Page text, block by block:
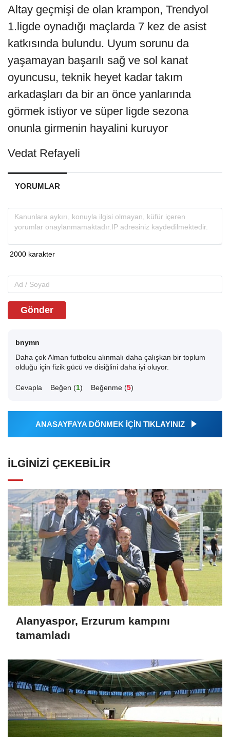
Altay geçmişi de olan krampon, Trendyol
1.ligde oynadığı maçlarda 7 kez de asist
katkısında bulundu. Uyum sorunu da
yaşamayan başarılı sağ ve sol kanat
oyuncusu, teknik heyet kadar takım
arkadaşları da bir an önce yanlarında
görmek istiyor ve süper ligde sezona
onunla girmenin hayalini kuruyor
Vedat Refayeli
YORUMLAR
Gönder
bnymn
Daha çok Alman futbolcu alınmalı daha çalışkan bir toplum
olduğu için fizik gücü ve disiğlini daha iyi oluyor.
Cevapla Beğen (1) Beğenme (5)
ANASAYFAYA DÖNMEK İÇİN TIKLAYINIZ
İLGINIZI ÇEKEBILIR
Alanyaspor, Erzurum kampını
tamamladı